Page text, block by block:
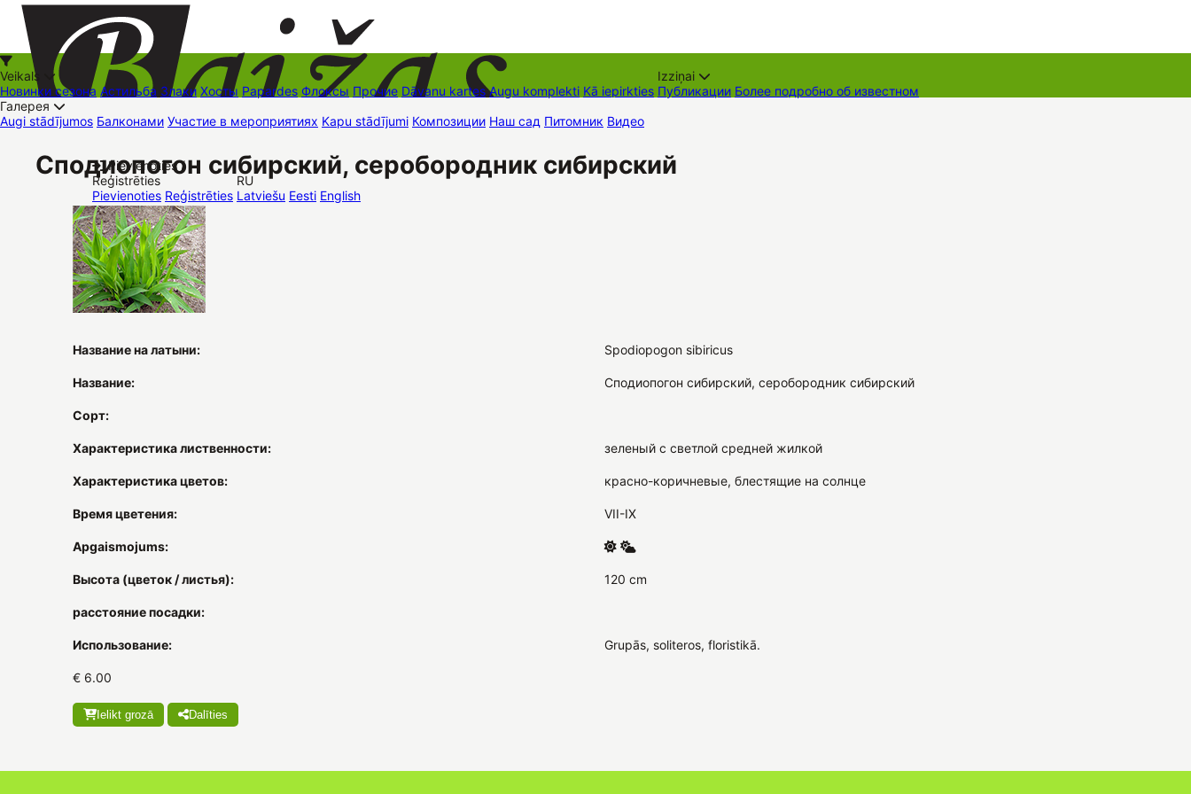
Pievienoties /
Reģistrēties
Pievienoties Reģistrēties
RU
Latviešu Eesti English
Veikals
Новинки сезона Астильба Злаки Хосты Papardes Флоксы Прочие Dāvanu kartes Augu komplekti Kā iepirkties
Izziņai
Публикации Более подробно об известном
Галерея
Augi stādījumos Балконами Участие в мероприятиях Kapu stādījumi Композиции Наш сад Питомник Видео
Сподиопогон сибирский, серобородник сибирский
Название на латыни: Spodiopogon sibiricus
Название: Сподиопогон сибирский, серобородник сибирский
Сорт:
Характеристика лиственности: зеленый с светлой средней жилкой
Характеристика цветов: красно-коричневые, блестящие на солнце
Время цветения: VII-IX
Apgaismojums:
Высота (цветок / листья): 120 cm
расстояние посадки:
Использование: Grupās, soliteros, floristikā.
€ 6.00
Ielikt grozā Dalīties